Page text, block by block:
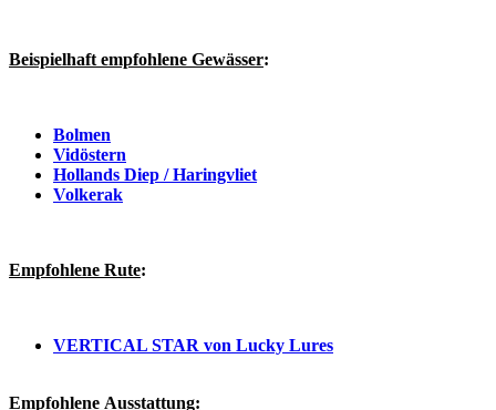
Beispielhaft empfohlene Gewässer:
Bolmen
Vidöstern
Hollands Diep / Haringvliet
Volkerak
Empfohlene Rute:
VERTICAL STAR von Lucky Lures
Empfohlene Ausstattung: